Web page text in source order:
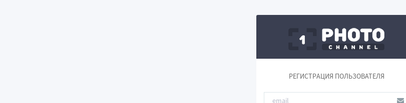
РЕГИСТРАЦИЯ ПОЛЬЗОВАТЕЛЯ